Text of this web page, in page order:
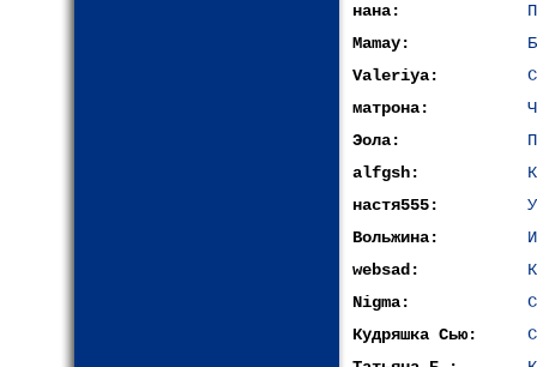
нана:
Mamay:
Valeriya:
матрона:
Эола:
alfgsh:
настя555:
Вольжина:
websad:
Nigma:
Кудряшка Сью: